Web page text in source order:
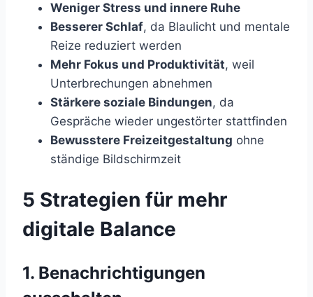
Weniger Stress und innere Ruhe
Besserer Schlaf, da Blaulicht und mentale
Reize reduziert werden
Mehr Fokus und Produktivität, weil
Unterbrechungen abnehmen
Stärkere soziale Bindungen, da
Gespräche wieder ungestörter stattfinden
Bewusstere Freizeitgestaltung ohne
ständige Bildschirmzeit
5 Strategien für mehr
digitale Balance
1. Benachrichtigungen